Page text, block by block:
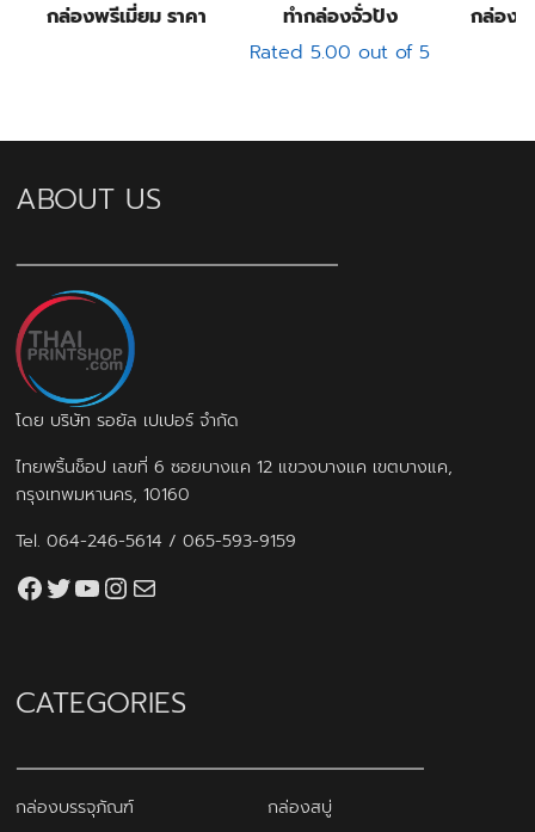
กล่องพรีเมี่ยม ราคา
ทำกล่องจั่วปัง
Rated5.00 out of 5
กล่องจั่
ABOUT US
โดย บริษัท รอยัล เปเปอร์ จำกัด
ไทยพริ้นช็อป เลขที่ 6 ซอยบางแค 12 แขวงบางแค เขตบางแค,
กรุงเทพมหานคร, 10160
Tel.064-246-5614 /065-593-9159
Facebook
Twitter
YouTube
Instagram
thaiprintshop.aw@gmail.com
CATEGORIES
กล่องบรรจุภัณฑ์
กล่องสบู่